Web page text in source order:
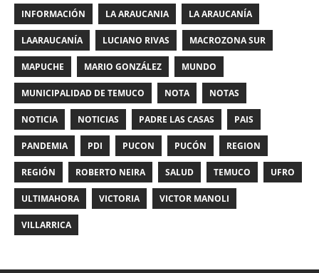
INFORMACIÓN LA ARAUCANIA LA ARAUCANÍA
LAARAUCANÍA LUCIANO RIVAS MACROZONA SUR
MAPUCHE MARIO GONZÁLEZ MUNDO
MUNICIPALIDAD DE TEMUCO NOTA NOTAS
NOTICIA NOTICIAS PADRE LAS CASAS PAIS
PANDEMIA PDI PUCON PUCÓN REGION
REGIÓN ROBERTO NEIRA SALUD TEMUCO UFRO
ULTIMAHORA VICTORIA VICTOR MANOLI
VILLARRICA